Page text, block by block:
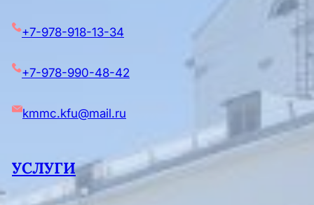
+7-978-918-13-34
+7-978-990-48-42
kmmc.kfu@mail.ru
УСЛУГИ